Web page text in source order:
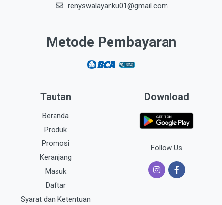
renyswalayanku01@gmail.com
Metode Pembayaran
Tautan
Beranda
Produk
Promosi
Keranjang
Masuk
Daftar
Syarat dan Ketentuan
Download
Follow Us